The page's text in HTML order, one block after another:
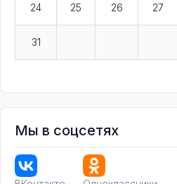
24 25 26 27
31
Мы в соцсетях